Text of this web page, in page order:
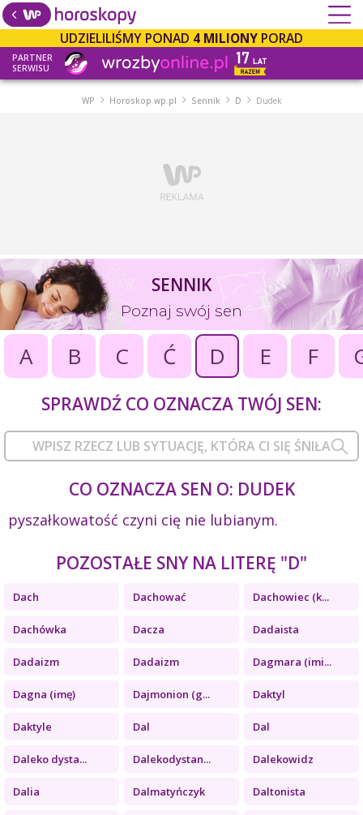
UDZIELILIŚMY PONAD 4 MILIONY PORAD
PARTNER
SERWISU
WP Horoskop.wp.pl Sennik D Dudek
SENNIK
Poznaj swój sen
A B C Ć D E F
SPRAWDŹ CO OZNACZA TWÓJ SEN:
CO OZNACZA SEN O: DUDEK
pyszałkowatość czyni cię nie lubianym.
POZOSTAŁE SNY NA LITERĘ "D"
Dach Dachować Dachowiec (k...
Dachówka Dacza Dadaista
Dadaizm Dadaizm Dagmara (imi...
Dagna (imę) Dajmonion (g... Daktyl
Daktyle Dal Dal
Daleko dysta... Dalekodystan... Dalekowidz
Dalia Dalmatyńczyk Daltonista